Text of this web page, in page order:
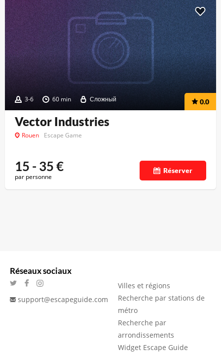
3-6 60 min Сложный 0.0
Vector Industries
Rouen Escape Game
15 - 35€
par personne
Réserver
Réseaux sociaux
support@escapeguide.com
Villes et régions
Recherche par stations de
métro
Recherche par
arrondissements
Widget Escape Guide